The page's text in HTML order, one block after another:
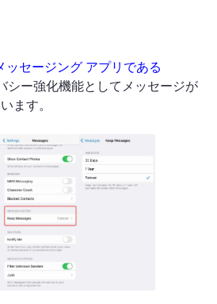
セージング アプリである
シー強化機能としてメッセージが
ます。